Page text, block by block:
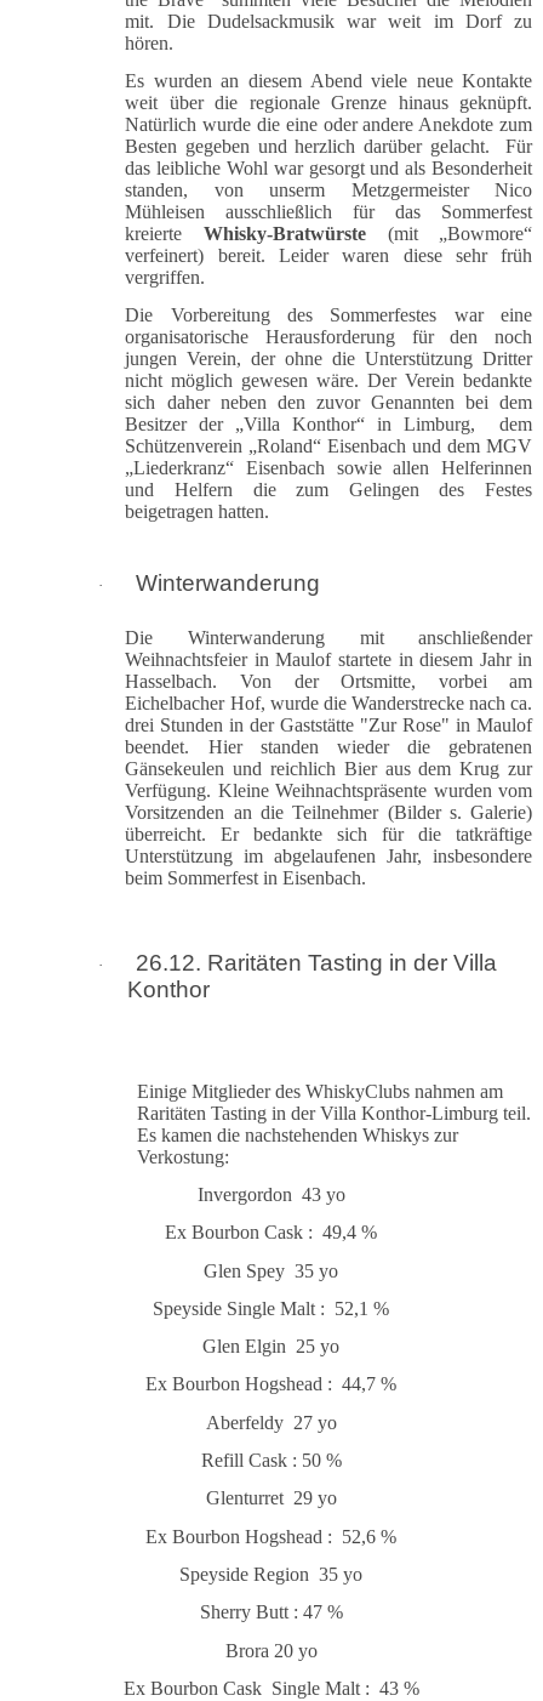
mit. Die Dudelsackmusik war weit im Dorf zu
hören.
Es wurden an diesem Abend viele neue Kontakte
weit über die regionale Grenze hinaus geknüpft.
Natürlich wurde die eine oder andere Anekdote zum
Besten gegeben und herzlich darüber gelacht. Für
das leibliche Wohl war gesorgt und als Besonderheit
standen, von unserm Metzgermeister Nico
Mühleisen ausschließlich für das Sommerfest
kreierte Whisky-Bratwürste (mit „Bowmore“
verfeinert) bereit. Leider waren diese sehr früh
vergriffen.
Die Vorbereitung des Sommerfestes war eine
organisatorische Herausforderung für den noch
jungen Verein, der ohne die Unterstützung Dritter
nicht möglich gewesen wäre. Der Verein bedankte
sich daher neben den zuvor Genannten bei dem
Besitzer der „Villa Konthor“ in Limburg, dem
Schützenverein „Roland“ Eisenbach und dem MGV
„Liederkranz“ Eisenbach sowie allen Helferinnen
und Helfern die zum Gelingen des Festes
beigetragen hatten.
· Winterwanderung
Die Winterwanderung mit anschließender
Weihnachtsfeier in Maulof startete in diesem Jahr in
Hasselbach. Von der Ortsmitte, vorbei am
Eichelbacher Hof, wurde die Wanderstrecke nach ca.
drei Stunden in der Gaststätte "Zur Rose" in Maulof
beendet. Hier standen wieder die gebratenen
Gänsekeulen und reichlich Bier aus dem Krug zur
Verfügung. Kleine Weihnachtspräsente wurden vom
Vorsitzenden an die Teilnehmer (Bilder s. Galerie)
überreicht. Er bedankte sich für die tatkräftige
Unterstützung im abgelaufenen Jahr, insbesondere
beim Sommerfest in Eisenbach.
·
26.12. Raritäten Tasting in der Villa
Konthor
Einige Mitglieder des WhiskyClubs nahmen am
Raritäten Tasting in der Villa Konthor-Limburg teil.
Es kamen die nachstehenden Whiskys zur
Verkostung:
Invergordon 43 yo
Ex Bourbon Cask : 49,4 %
Glen Spey 35 yo
Speyside Single Malt : 52,1 %
Glen Elgin 25 yo
Ex Bourbon Hogshead : 44,7 %
Aberfeldy 27 yo
Refill Cask : 50 %
Glenturret 29 yo
Ex Bourbon Hogshead : 52,6 %
Speyside Region 35 yo
Sherry Butt : 47 %
Brora 20 yo
Ex Bourbon Cask Single Malt : 43 %